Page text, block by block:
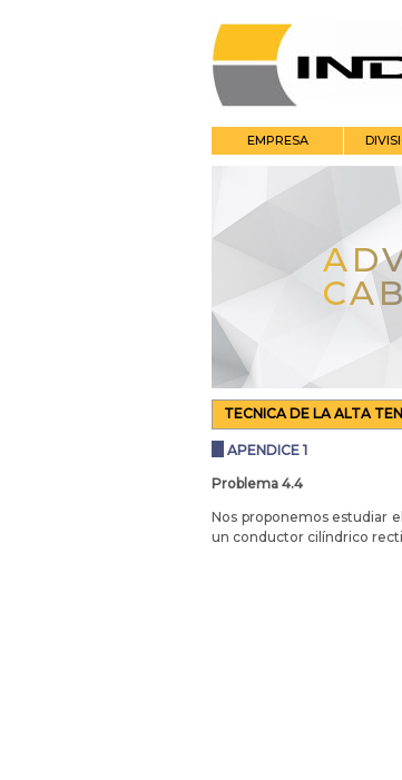
EMPRESA
TECNICA DE LA ALTA
APENDICE 1
Problema 4.4
Nos proponemos estudiar
un conductor cilíndrico